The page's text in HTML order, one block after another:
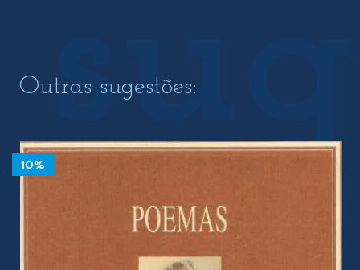
Outras sugestões:
10%